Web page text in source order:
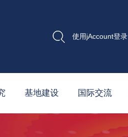
使用jAccount登录
基地建设 国际交流